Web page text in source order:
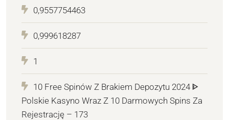
0,9557754463
0,999618287
1
10 Free Spinów Z Brakiem Depozytu 2024 ᐈ
Polskie Kasyno Wraz Z 10 Darmowych Spins Za
Rejestrację – 173